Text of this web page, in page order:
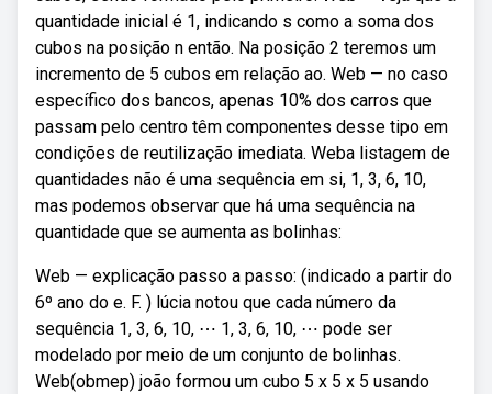
quantidade inicial é 1, indicando s como a soma dos
cubos na posição n então. Na posição 2 teremos um
incremento de 5 cubos em relação ao. Web — no caso
específico dos bancos, apenas 10% dos carros que
passam pelo centro têm componentes desse tipo em
condições de reutilização imediata. Weba listagem de
quantidades não é uma sequência em si, 1, 3, 6, 10,
mas podemos observar que há uma sequência na
quantidade que se aumenta as bolinhas:
Web — explicação passo a passo: (indicado a partir do
6º ano do e. F. ) lúcia notou que cada número da
sequência 1, 3, 6, 10, ⋯ 1, 3, 6, 10, ⋯ pode ser
modelado por meio de um conjunto de bolinhas.
Web(obmep) joão formou um cubo 5 x 5 x 5 usando